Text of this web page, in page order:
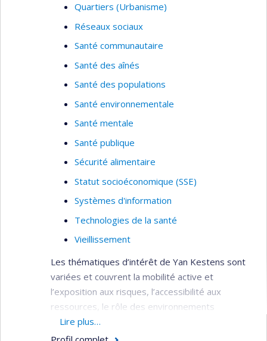
Quartiers (Urbanisme)
Réseaux sociaux
Santé communautaire
Santé des aînés
Santé des populations
Santé environnementale
Santé mentale
Santé publique
Sécurité alimentaire
Statut socioéconomique (SSE)
Systèmes d'information
Technologies de la santé
Vieillissement
Les thématiques d’intérêt de Yan Kestens sont
variées et couvrent la mobilité active et
l’exposition aux risques, l’accessibilité aux
ressources, le rôle des environnements
alimentaires, le vieillissement et la santé mentale.
Lire plus…